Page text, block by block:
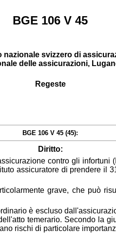
BGE 106 V 45
nazionale svizzero di
delle assicurazioni,
Regeste
BGE 106 V 45 (45):
Diritto:
contro gli
assicuratore di prendere il
grave, che può
è escluso
temerario. Secondo la
rischi di particolare